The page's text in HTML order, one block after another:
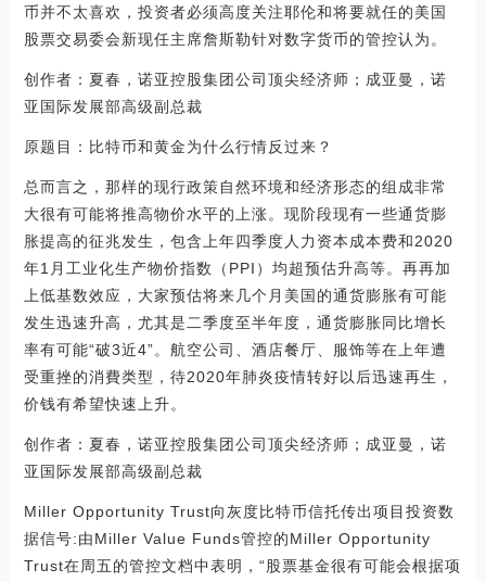
币并不太喜欢，投资者必须高度关注耶伦和将要就任的美国
股票交易委会新现任主席詹斯勒针对数字货币的管控认为。
创作者：夏春，诺亚控股集团公司顶尖经济师；成亚曼，诺
亚国际发展部高级副总裁
原题目：比特币和黄金为什么行情反过来？
总而言之，那样的现行政策自然环境和经济形态的组成非常
大很有可能将推高物价水平的上涨。现阶段现有一些通货膨
胀提高的征兆发生，包含上年四季度人力资本成本费和2020
年1月工业化生产物价指数（PPI）均超预估升高等。再再加
上低基数效应，大家预估将来几个月美国的通货膨胀有可能
发生迅速升高，尤其是二季度至半年度，通货膨胀同比增长
率有可能“破3近4”。航空公司、酒店餐厅、服饰等在上年遭
受重挫的消費类型，待2020年肺炎疫情转好以后迅速再生，
价钱有希望快速上升。
创作者：夏春，诺亚控股集团公司顶尖经济师；成亚曼，诺
亚国际发展部高级副总裁
Miller Opportunity Trust向灰度比特币信托传出项目投资数
据信号:由Miller Value Funds管控的Miller Opportunity
Trust在周五的管控文档中表明，“股票基金很有可能会根据项